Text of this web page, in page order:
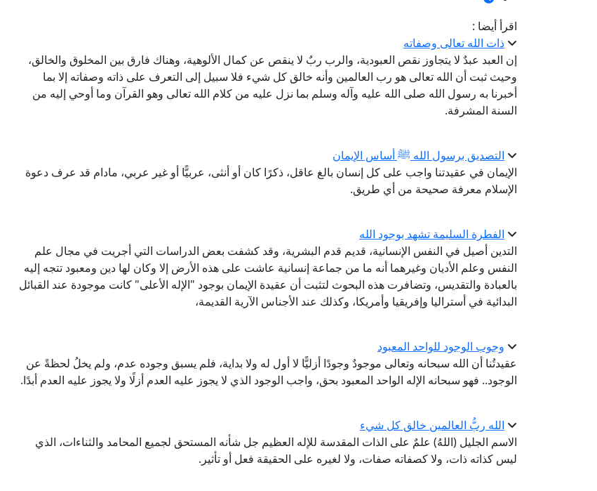
اقرأ أيضا :
ذات الله تعالى وصفاته
إن العبد عبدٌ لا يتجاوز نقص العبودية، والرب ربٌ لا ينقص عن كمال الألوهية، وهناك فارق بين المخلوق والخالق،
وحيث ثبت أن الله تعالى هو رب العالمين وأنه خالق كل شيء فلا سبيل إلى التعرف على ذاته وصفاته إلا بما
أخبرنا به رسول الله صلى الله عليه وآله وسلم بما نزل عليه من كلام الله تعالى وهو القرآن وما أوحي إليه من
السنة المشرفة.
التصديق برسول الله ﷺ أساس الإيمان
الإيمان في عقيدتنا واجب على كل إنسان بالغ عاقل، ذكرًا كان أو أنثى، عربيًّا أو غير عربي، مادام قد عرف دعوة
الإسلام معرفة صحيحة من أي طريق.
الفطرة السليمة تشهد بوجود الله
التدين أصيل في النفس الإنسانية، قديم قدم البشرية، وقد كشفت بعض الدراسات التي أجريت في مجال علم
النفس وعلم الأديان وغيرهما أنه ما من جماعة إنسانية عاشت على هذه الأرض إلا وكان لها دين ومعبود تتجه إليه
بالعبادة والتقديس، وتضافرت هذه البحوث لتثبت أن عقيدة الإيمان بوجود "الإله الأعلى" كانت موجودة عند القبائل
البدائية في أستراليا وإفريقيا وأمريكا، وكذلك عند الأجناس الآرية القديمة،
وجوب الوجود للواحد المعبود
عقيدتُنا أن الله سبحانه وتعالى موجودٌ وجودًا أزليًّا لا أول له ولا بداية، فلم يسبق وجوده عدم، ولم يخلُ لحظةً عن
الوجود.. فهو سبحانه الإله الواحد المعبود بحق، واجب الوجود الذي لا يجوز عليه العدم أزلًا ولا يجوز عليه العدم أبدًا.
الله ربُّ العالمين خالق كل شيء
الاسم الجليل (اللهُ) علمٌ على الذات المقدسة للإله العظيم جل شأنه المستحق لجميع المحامد والثناءات، الذي
ليس كذاته ذات، ولا كصفاته صفات، ولا لغيره على الحقيقة فعل أو تأثير.